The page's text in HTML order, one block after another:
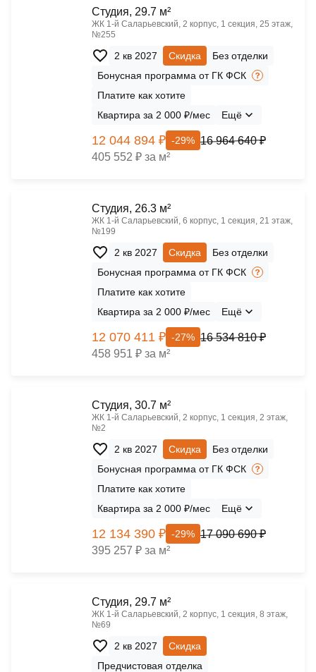
Cтудия, 29.7 м²
ЖК 1‑й Саларьевский, 2 корпус, 1 секция, 25 этаж,
№255
2 кв 2027 Скидка
Без отделки
Бонусная программа от ГК ФСК
Платите как хотите
Квартира за 2 000 ₽/мес
Ещё
12 044 894 ₽ -29% 16 964 640 ₽
405 552 ₽ за м²
Cтудия, 26.3 м²
ЖК 1‑й Саларьевский, 6 корпус, 1 секция, 21 этаж,
№199
2 кв 2027 Скидка
Без отделки
Бонусная программа от ГК ФСК
Платите как хотите
Квартира за 2 000 ₽/мес
Ещё
12 070 411 ₽ -27% 16 534 810 ₽
458 951 ₽ за м²
Cтудия, 30.7 м²
ЖК 1‑й Саларьевский, 2 корпус, 1 секция, 2 этаж,
№2
2 кв 2027 Скидка
Без отделки
Бонусная программа от ГК ФСК
Платите как хотите
Квартира за 2 000 ₽/мес
Ещё
12 134 390 ₽ -29% 17 090 690 ₽
395 257 ₽ за м²
Cтудия, 29.7 м²
ЖК 1‑й Саларьевский, 2 корпус, 1 секция, 8 этаж,
№69
2 кв 2027
Скидка
Предчистовая отделка